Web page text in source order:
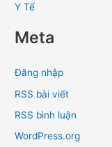
Y Tế
Meta
Đăng nhập
RSS bài viết
RSS bình luận
WordPress.org